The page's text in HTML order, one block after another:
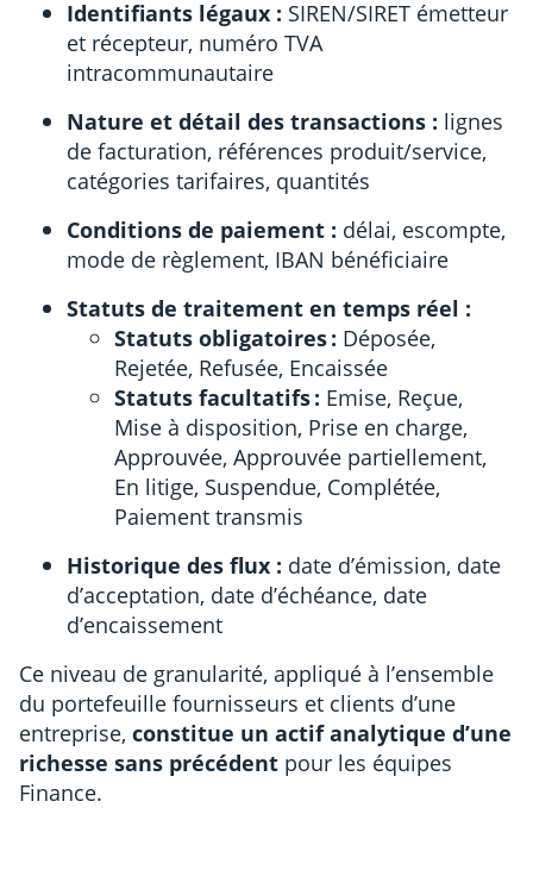
Identifiants légaux : SIREN/SIRET émetteur
et récepteur, numéro TVA
intracommunautaire
Nature et détail des transactions : lignes
de facturation, références produit/service,
catégories tarifaires, quantités
Conditions de paiement : délai, escompte,
mode de règlement, IBAN bénéficiaire
Statuts de traitement en temps réel :
Statuts obligatoires : Déposée,
Rejetée, Refusée, Encaissée
Statuts facultatifs : Emise, Reçue,
Mise à disposition, Prise en charge,
Approuvée, Approuvée partiellement,
En litige, Suspendue, Complétée,
Paiement transmis
Historique des flux : date d’émission, date
d’acceptation, date d’échéance, date
d’encaissement
Ce niveau de granularité, appliqué à l’ensemble
du portefeuille fournisseurs et clients d’une
entreprise, constitue un actif analytique d’une
richesse sans précédent pour les équipes
Finance.